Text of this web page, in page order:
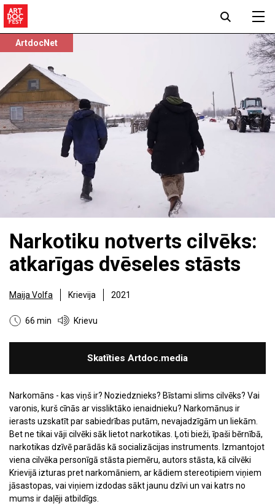
ArtdocNet
Narkotiku notverts cilvēks:
atkarīgas dvēseles stāsts
Maija Volfa Krievija 2021
66 min Krievu
Skatīties Artdoc.media
Narkomāns - kas viņš ir? Noziedznieks? Bīstami slims cilvēks? Vai
varonis, kurš cīnās ar vissliktāko ienaidnieku? Narkomānus ir
ierasts uzskatīt par sabiedrības putām, nevajadzīgām un liekām.
Bet ne tikai vāji cilvēki sāk lietot narkotikas. Ļoti bieži, īpaši bērnībā,
narkotikas dzīvē parādās kā socializācijas instruments. Izmantojot
viena cilvēka personīgā stāsta piemēru, autors stāsta, kā cilvēki
Krievijā izturas pret narkomāniem, ar kādiem stereotipiem viņiem
jāsastopas, vai viņiem izdodas sākt jaunu dzīvi un vai katrs no
mums ir daļēji atbildīgs.